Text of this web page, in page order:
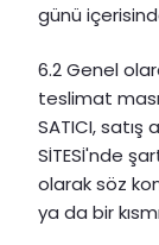
günü
6.2 Genel
teslimat
SATICI, satış
SİTESİ'nde
olarak söz
ya da bir